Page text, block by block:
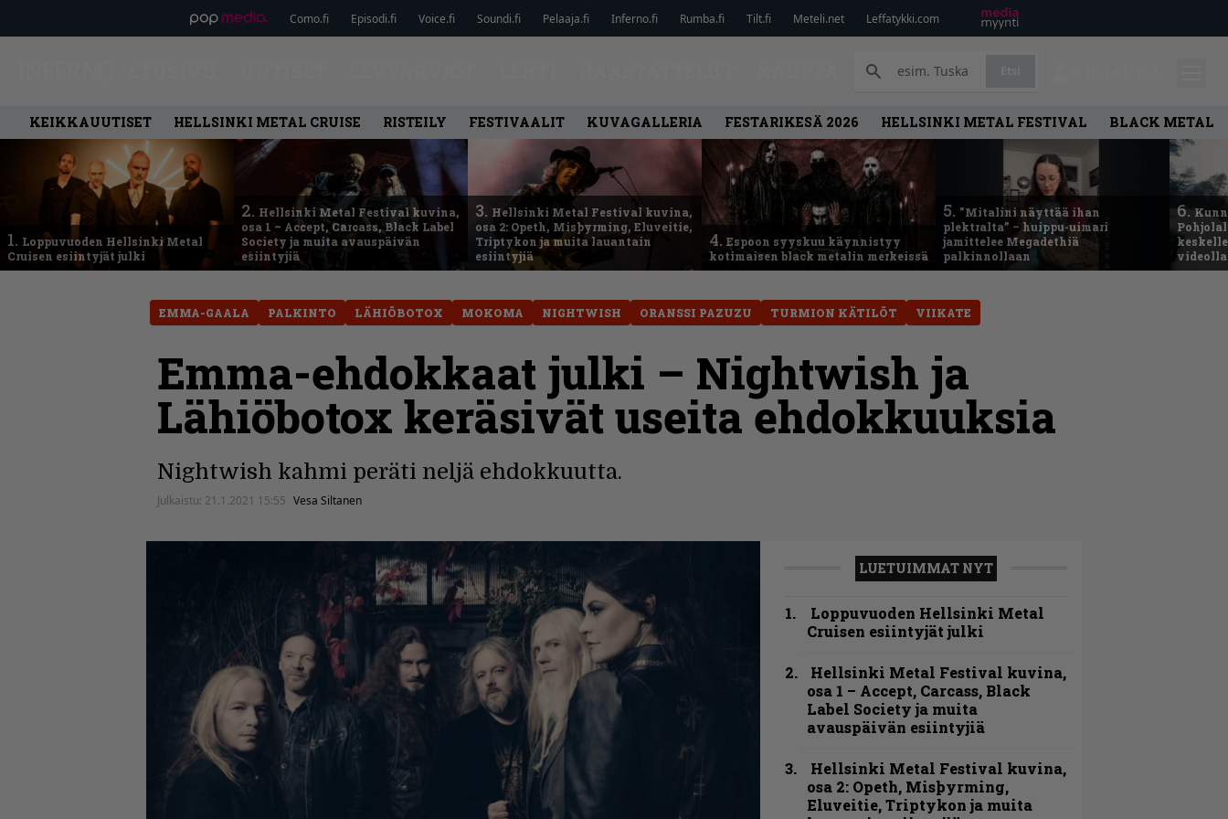
Como.fi Episodi.fi Voice.fi Soundi.fi Pelaaja.fi Inferno.fi Rumba.fi Tilt.fi Meteli.net Leffatykki.com
KEIKKAUUTISET HELLSINKI METAL CRUISE RISTEILY FESTIVAALIT KUVAGALLERIA FESTARIKESÄ 2026 HELLSINKI METAL FESTIVAL BLACK METAL
1. Loppuvuoden Hellsinki Metal
Cruisen esiintyjät julki
2. Hellsinki Metal Festival kuvina,
osa 1 – Accept, Carcass, Black Label
Society ja muita avauspäivän
esiintyjiä
3. Hellsinki Metal Festival kuvina,
osa 2: Opeth, Misþyrming, Eluveitie,
Triptykon ja muita lauantain
esiintyjiä
4. Espoon syyskuu käynnistyy
kotimaisen black metalin merkeissä
5. ”Mitalini näyttää ihan
plektralta” – huippu-uimari
jamittelee Megadethiä
palkinnollaan
6.
EMMA-GAALA PALKINTO LÄHIÖBOTOX MOKOMA NIGHTWISH ORANSSI PAZUZU TURMION KÄTILÖT VIIKATE
Emma-ehdokkaat julki – Nightwish ja
Lähiöbotox keräsivät useita ehdokkuuksia
Nightwish kahmi peräti neljä ehdokkuutta.
Julkaistu: 21.1.2021 15:55 Vesa Siltanen
LUETUIMMAT NYT
Loppuvuoden Hellsinki Metal
Cruisen esiintyjät julki
Hellsinki Metal Festival kuvina,
osa 1 – Accept, Carcass, Black
Label Society ja muita
avauspäivän esiintyjiä
Hellsinki Metal Festival kuvina,
osa 2: Opeth, Misþyrming,
Eluveitie, Triptykon ja muita